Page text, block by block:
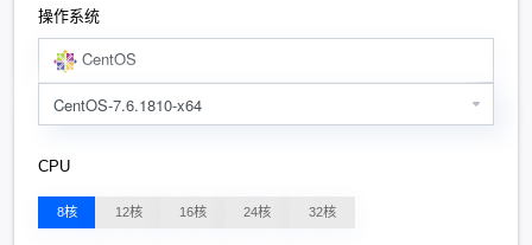
操作系统
CentOS
CPU
8核 12核 16核 24核 32核